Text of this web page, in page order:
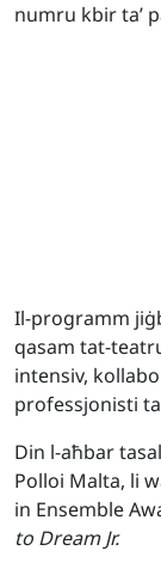
numru kbir ta’
Il-programm
qasam tat-
intensiv,
professjonisti
Din l-aħbar
Polloi Malta, li
in Ensemble
to Dream Jr.